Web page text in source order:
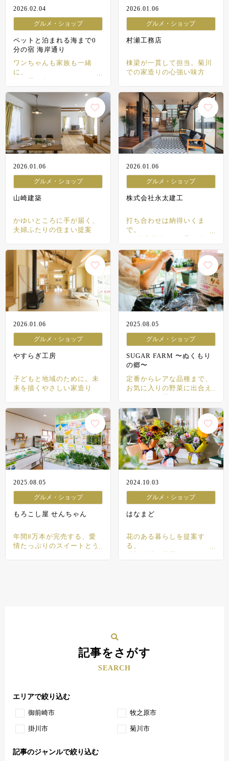
2026.02.04
グルメ・ショップ
ペットと泊まれる海まで0
分の宿 海岸通り
ワンちゃんも家族も一緒
に、
2026.01.06
グルメ・ショップ
村瀬工務店
棟梁が一貫して担当。菊川
での家造りの心強い味方
2026.01.06
グルメ・ショップ
山崎建築
かゆいところに手が届く、
夫婦ふたりの住まい提案
2026.01.06
グルメ・ショップ
株式会社永太建工
打ち合わせは納得いくま
で。
る地元工務店
2026.01.06
グルメ・ショップ
やすらぎ工房
子どもと地域のために。未
来を描くやさしい家造り
2025.08.05
グルメ・ショップ
SUGAR FARM 〜ぬくもり
の郷〜
定番からレアな品種まで、
お気に入りの野菜に出合え
るネオ八百屋
2025.08.05
グルメ・ショップ
もろこし屋 せんちゃん
年間8万本が完売する、愛
情たっぷりのスイートとう
2024.10.03
グルメ・ショップ
はなまど
花のある暮らしを提案す
る、
記事をさがす
SEARCH
エリアで絞り込む
御前崎市 牧之原市
掛川市 菊川市
記事のジャンルで絞り込む